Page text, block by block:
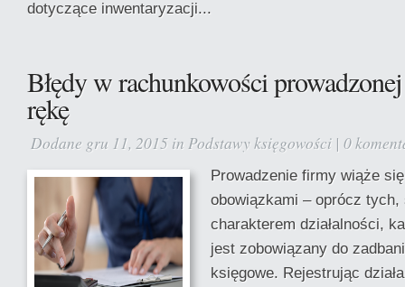
dotyczące inwentaryzacji...
Błędy w rachunkowości prowadzonej
rękę
Dodane gru 11, 2015 in Podstawy księgowości | 0
Prowadzenie firmy wiąże
obowiązkami – oprócz
charakterem działalności,
jest zobowiązany do
księgowe. Rejestrując